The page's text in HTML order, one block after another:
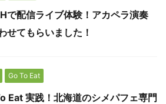
で配信ライブ体験！アカペラ演奏
せてもらいました！
Go To Eat
Eat 実践！北海道のシメパフェ専門